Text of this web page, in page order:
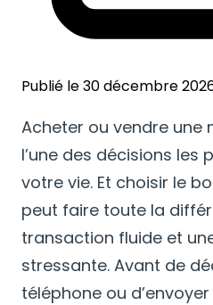
Publié le 30 décembre
Acheter ou vendre une
l’une des décisions les
votre vie. Et choisir le
peut faire toute la
transaction fluide et
stressante. Avant de
téléphone ou